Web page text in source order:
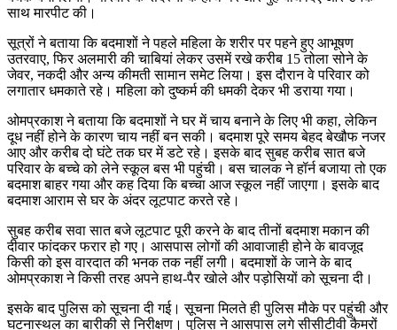
साथ मारपीट की।
सूत्रों ने बताया कि बदमाशों ने पहले महिला के शरीर पर पहने हुए आभूषण
उतरवाए, फिर अलमारी की चाबियां लेकर उसमें रखे करीब 15 तोला सोने के
जेवर, नकदी और अन्य कीमती सामान समेट लिया। इस दौरान वे परिवार को
लगातार धमकाते रहे। महिला को दुष्कर्म की धमकी देकर भी डराया गया।
ओमप्रकाश ने बताया कि बदमाशों ने घर में चाय बनाने के लिए भी कहा, लेकिन
दूध नहीं होने के कारण चाय नहीं बन सकी। बदमाश पूरे समय बेहद बेखौफ नजर
आए और करीब दो घंटे तक घर में डटे रहे। इसके बाद सुबह करीब सात बजे
परिवार के बच्चे को लेने स्कूल बस भी पहुंची। बस चालक ने हॉर्न बजाया तो एक
बदमाश बाहर गया और कह दिया कि बच्चा आज स्कूल नहीं जाएगा। इसके बाद
बदमाश आराम से घर के अंदर लूटपाट करते रहे।
सुबह करीब सवा सात बजे लूटपाट पूरी करने के बाद तीनों बदमाश मकान की
दीवार फांदकर फरार हो गए। आसपास लोगों की आवाजाही होने के बावजूद
किसी को इस वारदात की भनक तक नहीं लगी। बदमाशों के जाने के बाद
ओमप्रकाश ने किसी तरह अपने हाथ-पैर खोले और पड़ोसियों को सूचना दी।
इसके बाद पुलिस को सूचना दी गई। सूचना मिलते ही पुलिस मौके पर पहुंची और
घटनास्थल का बारीकी से निरीक्षण। पुलिस ने आसपास लगे सीसीटीवी कैमरों